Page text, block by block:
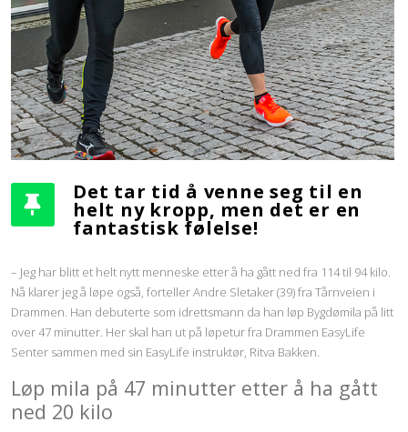
Det tar tid å venne seg til en
helt ny kropp, men det er en
fantastisk følelse!
– Jeg har blitt et helt nytt menneske etter å ha gått ned fra 114 til 94 kilo.
Nå klarer jeg å løpe også, forteller Andre Sletaker (39) fra Tårnveien i
Drammen. Han debuterte som idrettsmann da han løp Bygdømila på litt
over 47 minutter. Her skal han ut på løpetur fra Drammen EasyLife
Senter sammen med sin EasyLife instruktør, Ritva Bakken.
Løp mila på 47 minutter etter å ha gått
ned 20 kilo